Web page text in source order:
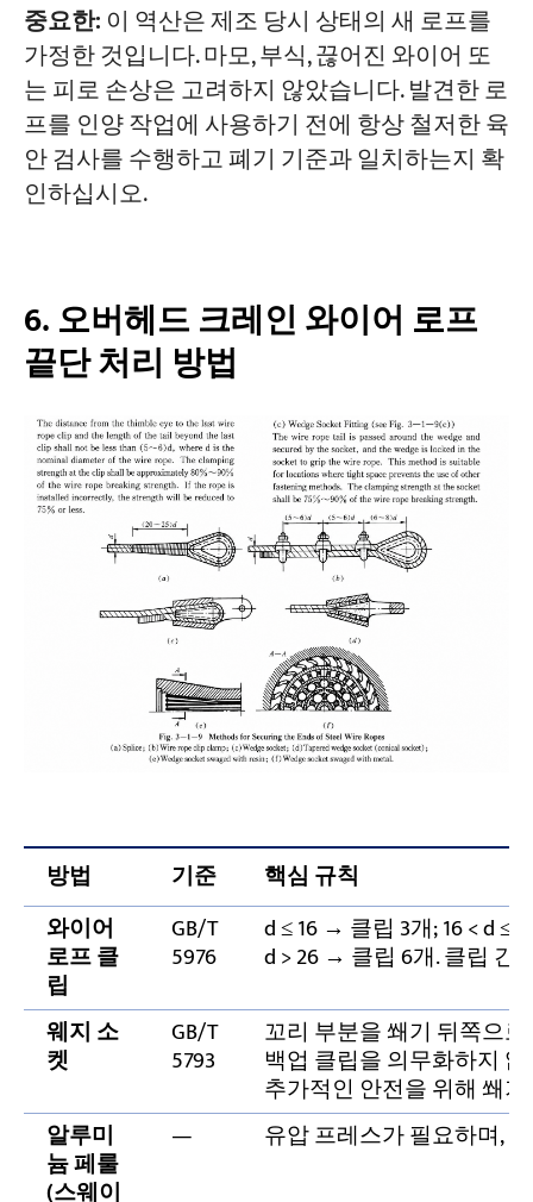
중요한: 이 역산은 제조 당시 상태의 새 로프를
가정한 것입니다. 마모, 부식, 끊어진 와이어 또
는 피로 손상은 고려하지 않았습니다. 발견한 로
프를 인양 작업에 사용하기 전에 항상 철저한 육
안 검사를 수행하고 폐기 기준과 일치하는지 확
인하십시오.
6. 오버헤드 크레인 와이어 로프
끝단 처리 방법
방법 기준
핵심 규칙
와이어
로프 클
립
GB/T
5976
d ≤ 16 → 클립 3개; 16 < d ≤
d > 26 → 클립 6개. 클립 간
웨지 소
켓
GB/T
5793
꼬리 부분을 쐐기 뒤쪽으
백업 클립을 의무화하지 않
추가적인 안전을 위해 쐐
알루미
늄 페룰
(스웨이
— 유압 프레스가 필요하며,